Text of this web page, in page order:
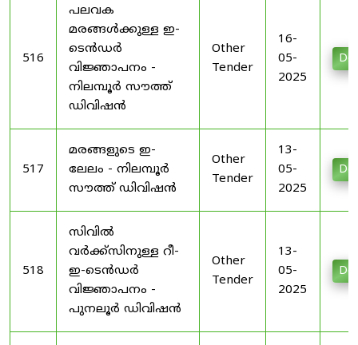
516
പലവക
മരങ്ങൾക്കുള്ള ഇ-
ടെൻഡർ
വിജ്ഞാപനം -
നിലമ്പൂർ സൗത്ത്
ഡിവിഷൻ
Other
Tender
16-
05-
2025
517
മരങ്ങളുടെ ഇ-
ലേലം - നിലമ്പൂർ
സൗത്ത് ഡിവിഷൻ
Other
Tender
13-
05-
2025
518
സിവിൽ
വർക്ക്സിനുള്ള റീ-
ഇ-ടെൻഡർ
വിജ്ഞാപനം -
പുനലൂർ ഡിവിഷൻ
Other
Tender
13-
05-
2025